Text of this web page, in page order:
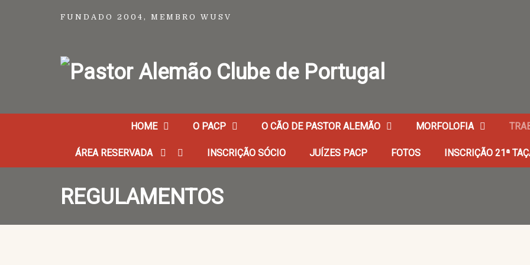
FUNDADO 2004, MEMBRO WUSV
HOME O PACP O CÃO DE PASTOR ALEMÃO MORFOLOFIA
ÁREA RESERVADA INSCRIÇÃO SÓCIO JUÍZES PACP FOTOS INSCRIÇÃO 21ª
REGULAMENTOS